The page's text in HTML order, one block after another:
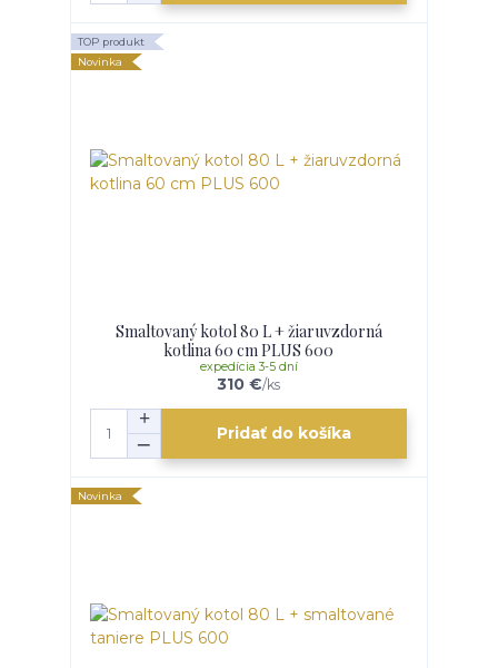
TOP produkt
Novinka
Smaltovaný kotol 80 L + žiaruvzdorná
kotlina 60 cm PLUS 600
310 €/ks
expedícia 3-5 dní
Pridať do košíka
Novinka